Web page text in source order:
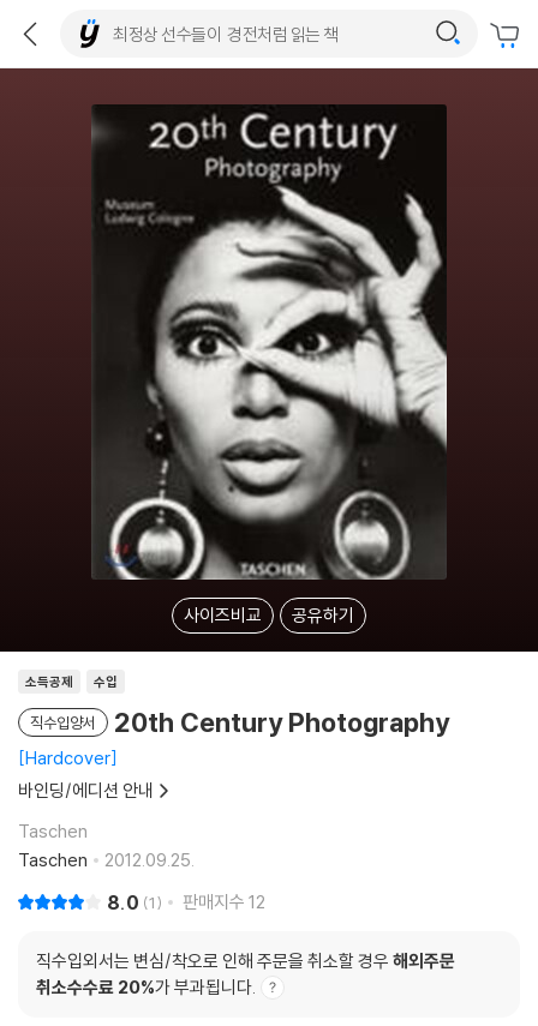
사이즈비교 공유하기
소득공제 수입
직수입양서 20th Century Photography
Hardcover
바인딩/에디션 안내
Taschen
Taschen
2012.09.25.
8.0 1 판매지수 12
직수입외서는 변심/착오로 인해 주문을 취소할 경우 해외주문
취소수수료 20%가 부과됩니다.